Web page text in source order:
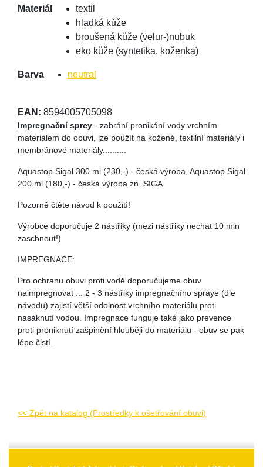
Materiál
textil
hladká kůže
broušená kůže (velur-)nubuk
eko kůže (syntetika, koženka)
Barva neutral
EAN: 8594005705098
Impregnační sprey - zabrání pronikání vody vrchním
materiálem do obuvi, lze použít na kožené, textilní materiály i
membránové materiály..........
Aquastop Sigal 300 ml (230,-) - česká výroba, Aquastop Sigal
200 ml (180,-) - česká výroba zn. SIGA
Pozorně čtěte návod k použití!
Výrobce doporučuje 2 nástřiky (mezi nástřiky nechat 10 min
zaschnout!)
IMPREGNACE:
Pro ochranu obuvi proti vodě doporučujeme obuv
naimpregnovat ... 2 - 3 nástřiky impregnačního spraye (dle
návodu) zajistí větší odolnost vrchního materiálu proti
nasáknutí vodou. Impregnace funguje také jako prevence
proti proniknutí zašpinění hlouběji do materiálu - obuv se pak
lépe čistí.
<< Zpět na katalog (Prostředky k ošetřování obuvi)